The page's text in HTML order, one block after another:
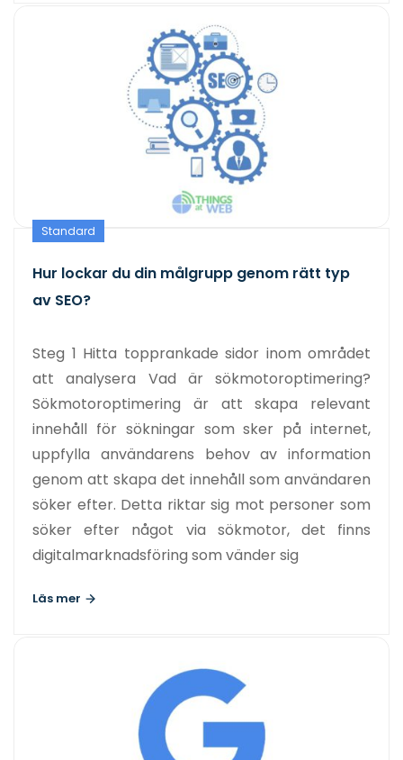
Standard
Hur lockar du din målgrupp genom rätt typ
av SEO?
Steg 1 Hitta topprankade sidor inom området
att analysera Vad är sökmotoroptimering?
Sökmotoroptimering är att skapa relevant
innehåll för sökningar som sker på internet,
uppfylla användarens behov av information
genom att skapa det innehåll som användaren
söker efter. Detta riktar sig mot personer som
söker efter något via sökmotor, det finns
digitalmarknadsföring som vänder sig
Läs mer